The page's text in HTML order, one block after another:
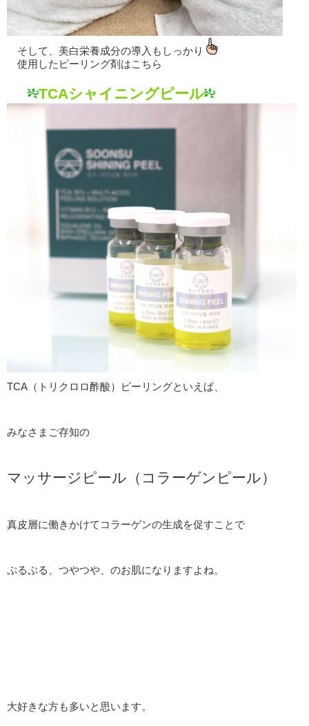
そして、美白栄養成分の導入もしっかり
使用したピーリング剤はこちら
TCAシャイニングピール
TCA（トリクロロ酢酸）ピーリングといえば、
みなさまご存知の
マッサージピール（コラーゲンピール）
真皮層に働きかけてコラーゲンの生成を促すことで
ぷるぷる、つやつや、のお肌になりますよね。
大好きな方も多いと思います。